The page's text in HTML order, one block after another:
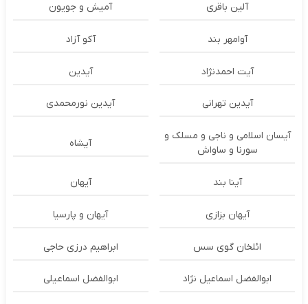
آلین باقری آمیش و جویون
آوامهر بند آکو آزاد
آیت احمدنژاد آیدین
آیدین تهرانی آیدین نورمحمدی
آیسان اسلامی و ناجی و مسلک و
سورنا و ساواش
آیشاه
آینا بند آیهان
آیهان بزازی آیهان و پارسیا
ائلخان گوی سس ابراهیم درزی حاجی
ابوالفضل اسماعیل نژاد ابوالفضل اسماعیلی